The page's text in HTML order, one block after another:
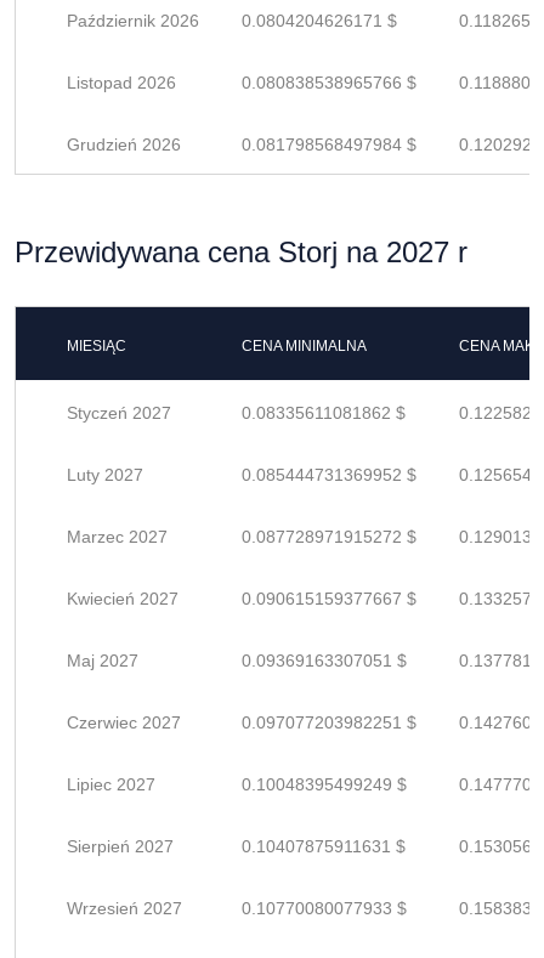
Październik 2026 0.0804204626171 $
Listopad 2026 0.080838538965766 $
Grudzień 2026 0.081798568497984 $
Przewidywana cena Storj na 2027 r
MIESIĄC CENA MINIMALNA CENA
Styczeń 2027 0.08335611081862 $
Luty 2027 0.085444731369952 $
Marzec 2027 0.087728971915272 $
Kwiecień 2027 0.090615159377667 $
Maj 2027 0.09369163307051 $
Czerwiec 2027 0.097077203982251 $
Lipiec 2027 0.10048395499249 $
Sierpień 2027 0.10407875911631 $
Wrzesień 2027 0.10770080077933 $